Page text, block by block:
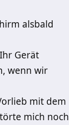
alsbald
Gerät
wenn wir
mit dem
mich noch